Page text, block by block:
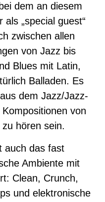
dem an diesem
„special guest“
zwischen allen
von Jazz bis
Blues mit Latin,
Balladen. Es
dem Jazz/Jazz-
von
hören sein.
auch das fast
Ambiente mit
Clean, Crunch,
und elektronische